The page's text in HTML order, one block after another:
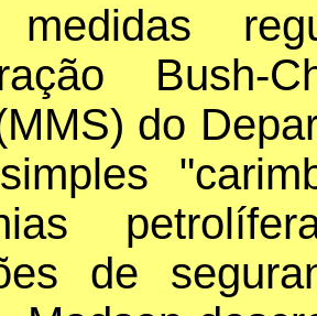
Bush-
do
de